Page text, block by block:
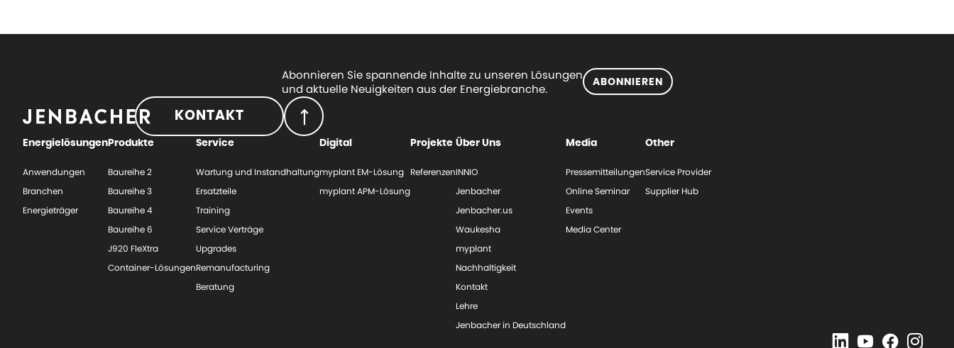
Abonnieren Sie spannende Inhalte zu unseren Lösungen
und aktuelle Neuigkeiten aus der Energiebranche.
ABONNIEREN
KONTAKT
Energielösungen
Anwendungen
Branchen
Energieträger
Produkte
Baureihe 2
Baureihe 3
Baureihe 4
Baureihe 6
J920 FleXtra
Container-Lösungen
Service
Wartung und Instandhaltung
Ersatzteile
Training
Service Verträge
Upgrades
Remanufacturing
Beratung
Digital
myplant EM-Lösung
myplant APM-Lösung
Projekte
Referenzen
Über Uns
INNIO
Jenbacher
Jenbacher.us
Waukesha
myplant
Nachhaltigkeit
Kontakt
Lehre
Jenbacher in Deutschland
Media
Pressemitteilungen
Online Seminar
Events
Media Center
Other
Service Provider
Supplier Hub